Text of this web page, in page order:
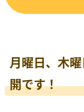
月曜日、木
開です！